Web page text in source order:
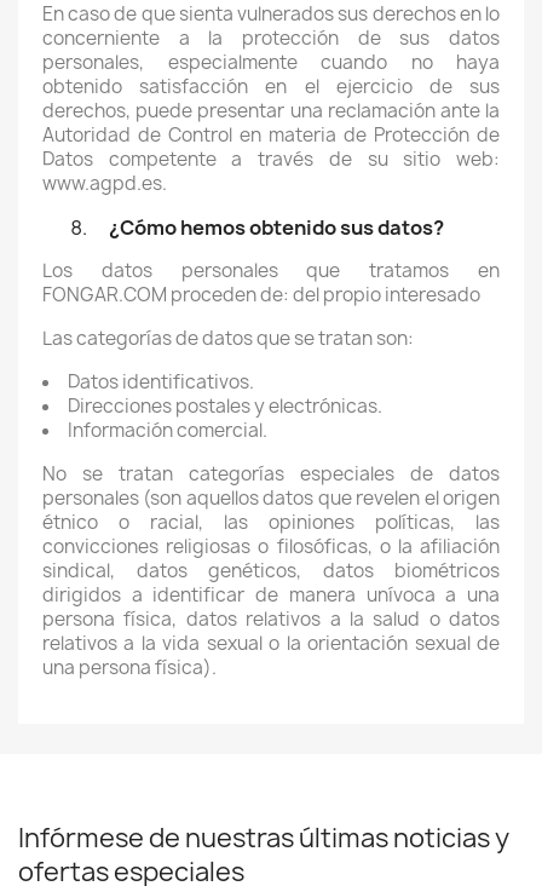
En caso de que sienta vulnerados sus derechos en lo
concerniente a la protección de sus datos
personales, especialmente cuando no haya
obtenido satisfacción en el ejercicio de sus
derechos, puede presentar una reclamación ante la
Autoridad de Control en materia de Protección de
Datos competente a través de su sitio web:
www.agpd.es.
¿Cómo hemos obtenido sus datos?
Los datos personales que tratamos en
FONGAR.COM proceden de: del propio interesado
Las categorías de datos que se tratan son:
Datos identificativos.
Direcciones postales y electrónicas.
Información comercial.
No se tratan categorías especiales de datos
personales (son aquellos datos que revelen el origen
étnico o racial, las opiniones políticas, las
convicciones religiosas o filosóficas, o la afiliación
sindical, datos genéticos, datos biométricos
dirigidos a identificar de manera unívoca a una
persona física, datos relativos a la salud o datos
relativos a la vida sexual o la orientación sexual de
una persona física).
Infórmese de nuestras últimas noticias y
ofertas especiales